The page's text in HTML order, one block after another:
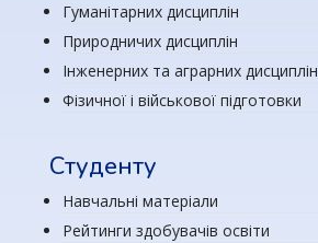
Гуманітарних дисциплін
Природничих дисциплін
Інженерних та аграрних дисциплін
Фізичної і військової підготовки
Студенту
Навчальні матеріали
Рейтинги здобувачів освіти